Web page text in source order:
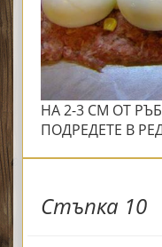
НА 2-3 СМ ОТ
ПОДРЕДЕТЕ В
Стъпка 10